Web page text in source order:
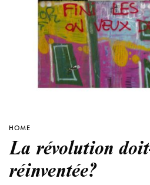
HOME
La révolution
réinventée?